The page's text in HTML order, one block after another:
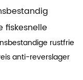
fiskesnelle
rustfrie
anti-reverslager